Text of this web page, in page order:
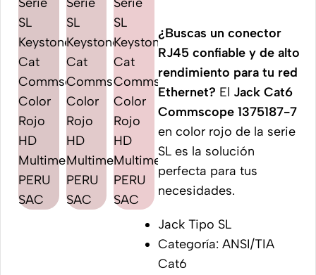
¿Buscas un conector
RJ45 confiable y de alto
rendimiento para tu red
Ethernet? El Jack Cat6
Commscope 1375187-7
en color rojo de la serie
SL es la solución
perfecta para tus
necesidades.
Jack Tipo SL
Categoría: ANSI/TIA
Cat6